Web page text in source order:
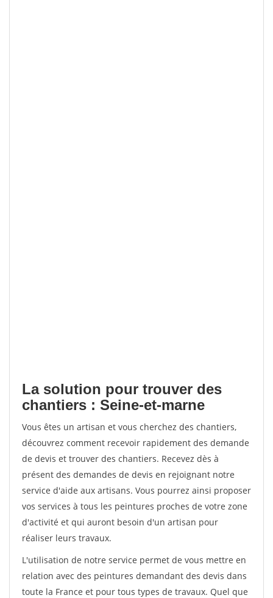
La solution pour trouver des
chantiers : Seine-et-marne
Vous êtes un artisan et vous cherchez des chantiers,
découvrez comment recevoir rapidement des demande
de devis et trouver des chantiers. Recevez dès à
présent des demandes de devis en rejoignant notre
service d'aide aux artisans. Vous pourrez ainsi proposer
vos services à tous les peintures proches de votre zone
d'activité et qui auront besoin d'un artisan pour
réaliser leurs travaux.
L'utilisation de notre service permet de vous mettre en
relation avec des peintures demandant des devis dans
toute la France et pour tous types de travaux. Quel que